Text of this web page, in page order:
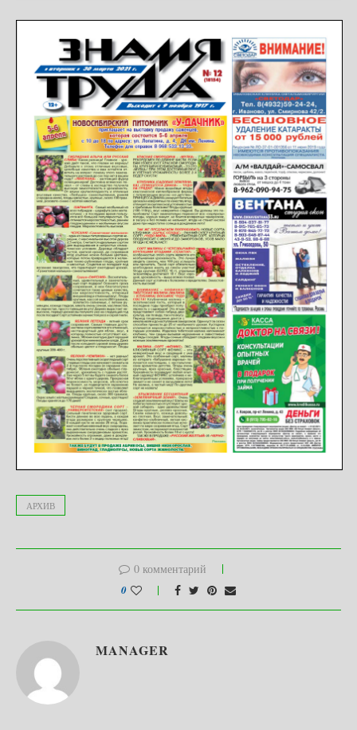
АРХИВ
0 комментарий
0
MANAGER